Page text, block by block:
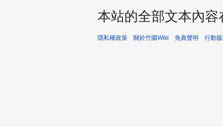
本站的全部文本內容
隱私權政策 關於竹園Wiki 免責聲明 行動